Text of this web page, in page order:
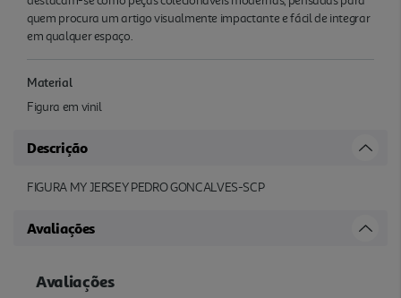
quem procura um artigo visualmente impactante e fácil de integrar
em qualquer espaço.
Material
Figura em vinil
Descrição
FIGURA MY JERSEY PEDRO GONCALVES-SCP
Avaliações